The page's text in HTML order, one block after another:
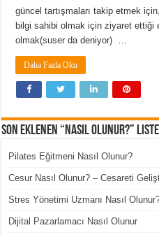
güncel tartışmaları takip etmek
bilgi sahibi olmak için ziyaret ettiği
olmak(suser da deniyor) …
Daha Fazla Oku
Son Eklenen “Nasıl Olunur?”
Pilates Eğitmeni Nasıl Olunur?
Cesur Nasıl Olunur? – Cesareti
Stres Yönetimi Uzmanı Nasıl
Dijital Pazarlamacı Nasıl Olunur